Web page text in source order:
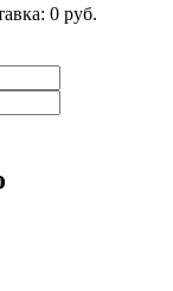
0 руб.